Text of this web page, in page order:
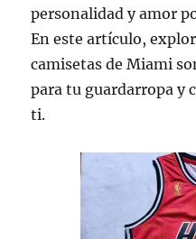
personalidad y amor
En este artículo,
camisetas de Miami
para tu guardarropa y
ti.